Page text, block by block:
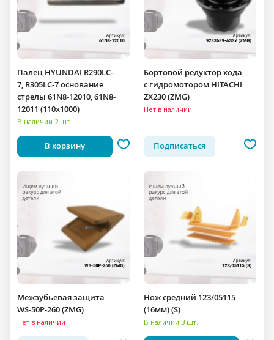
Палец HYUNDAI R290LC-
7, R305LC-7 основание
стрелы 61N8-12010, 61N8-
12011 (110x1000)
В наличии 2 шт.
В корзину
Бортовой редуктор хода
c гидромотором HITACHI
ZX230 (ZMG)
Нет в наличии
Подписаться
Межзубьевая защита
WS-50P-260 (ZMG)
Нет в наличии
Нож средний 123/05115
(16мм) (S)
В наличии 3 шт.